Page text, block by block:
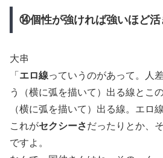
⑭個性が強ければ強いほど活
大串
「 エロ線っていうのがあって。人
う（横に弧を描いて）出る線とこ
（横に弧を描いて）出る線。エロ
これがセクシーさだったりとか、
ですよ。